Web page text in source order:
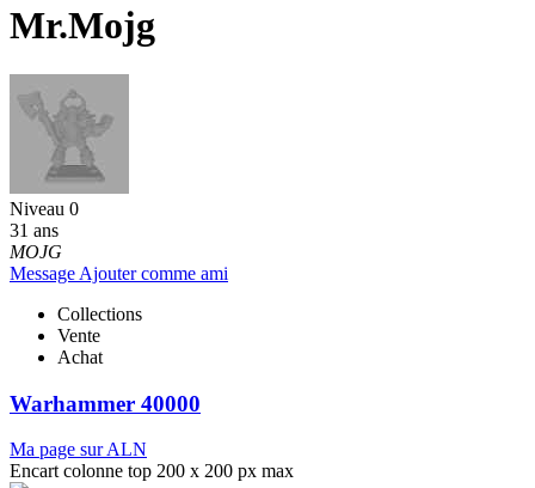
Mr.Mojg
Niveau 0
31 ans
MOJG
Message Ajouter comme ami
Collections
Vente
Achat
Warhammer 40000
Ma page sur ALN
Encart colonne top 200 x 200 px max